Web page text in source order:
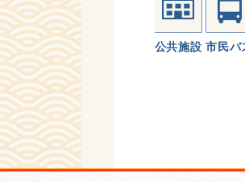
公共施設 市民バ